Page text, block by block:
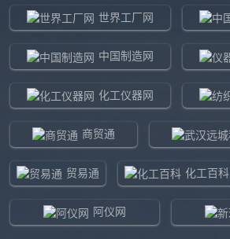
世界工厂网
中国制造网
化工仪器网
商贸通
贸易通 化工百科
阿仪网